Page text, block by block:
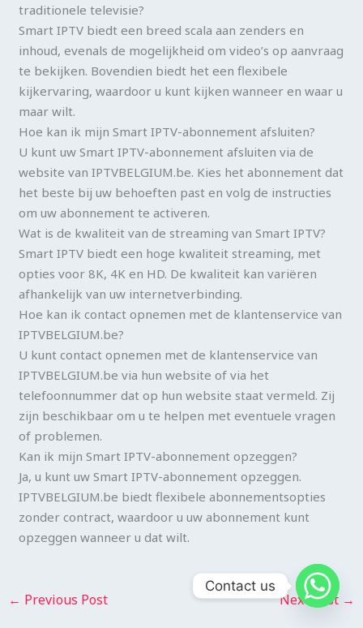
traditionele televisie?
Smart IPTV biedt een breed scala aan zenders en
inhoud, evenals de mogelijkheid om video’s op aanvraag
te bekijken. Bovendien biedt het een flexibele
kijkervaring, waardoor u kunt kijken wanneer en waar u
maar wilt.
Hoe kan ik mijn Smart IPTV-abonnement afsluiten?
U kunt uw Smart IPTV-abonnement afsluiten via de
website van IPTVBELGIUM.be. Kies het abonnement dat
het beste bij uw behoeften past en volg de instructies
om uw abonnement te activeren.
Wat is de kwaliteit van de streaming van Smart IPTV?
Smart IPTV biedt een hoge kwaliteit streaming, met
opties voor 8K, 4K en HD. De kwaliteit kan variëren
afhankelijk van uw internetverbinding.
Hoe kan ik contact opnemen met de klantenservice van
IPTVBELGIUM.be?
U kunt contact opnemen met de klantenservice van
IPTVBELGIUM.be via hun website of via het
telefoonnummer dat op hun website staat vermeld. Zij
zijn beschikbaar om u te helpen met eventuele vragen
of problemen.
Kan ik mijn Smart IPTV-abonnement opzeggen?
Ja, u kunt uw Smart IPTV-abonnement opzeggen.
IPTVBELGIUM.be biedt flexibele abonnementsopties
zonder contract, waardoor u uw abonnement kunt
opzeggen wanneer u dat wilt.
← Previous Post Next Post →
Contact us